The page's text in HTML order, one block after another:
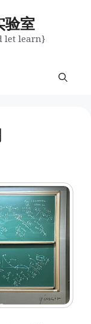
验室
let learn}